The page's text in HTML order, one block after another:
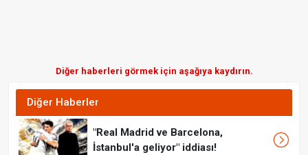
Diğer haberleri görmek için aşağıya kaydırın.
Diğer Haberler
"Real Madrid ve Barcelona,
İstanbul'a geliyor" iddiası!